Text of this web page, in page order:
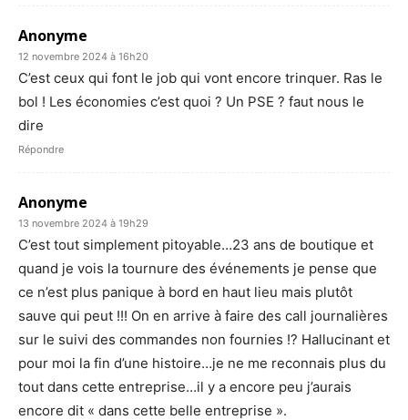
Anonyme
12 novembre 2024 à 16h20
C’est ceux qui font le job qui vont encore trinquer. Ras le
bol ! Les économies c’est quoi ? Un PSE ? faut nous le
dire
Répondre
Anonyme
13 novembre 2024 à 19h29
C’est tout simplement pitoyable…23 ans de boutique et
quand je vois la tournure des événements je pense que
ce n’est plus panique à bord en haut lieu mais plutôt
sauve qui peut !!! On en arrive à faire des call journalières
sur le suivi des commandes non fournies !? Hallucinant et
pour moi la fin d’une histoire…je ne me reconnais plus du
tout dans cette entreprise…il y a encore peu j’aurais
encore dit « dans cette belle entreprise ».